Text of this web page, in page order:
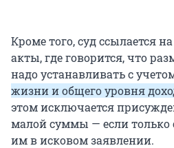
Кроме того, суд ссылается
акты, где говорится, что
надо устанавливать с
жизни и общего уровня
этом исключается
малой суммы — если только
им в исковом заявлении.